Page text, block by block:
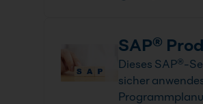
SAP®
Dieses SAP®-
sicher